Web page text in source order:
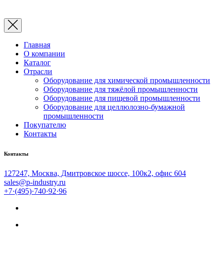
Главная
О компании
Каталог
Отрасли
Оборудование для химической промышленности
Оборудование для тяжёлой промышленности
Оборудование для пищевой промышленности
Оборудование для целлюлозно-бумажной
промышленности
Покупателю
Контакты
Контакты
127247, Москва, Дмитровское шоссе, 100к2, офис 604
sales@p-industry.ru
+7·(495)·740·92·96